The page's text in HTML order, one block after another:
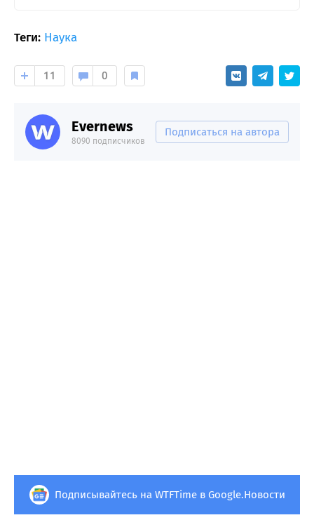
Теги: Наука
11 0
Evernews
8090 подписчиков
Подписаться на автора
Подписывайтесь на WTFTime в Google.Новости